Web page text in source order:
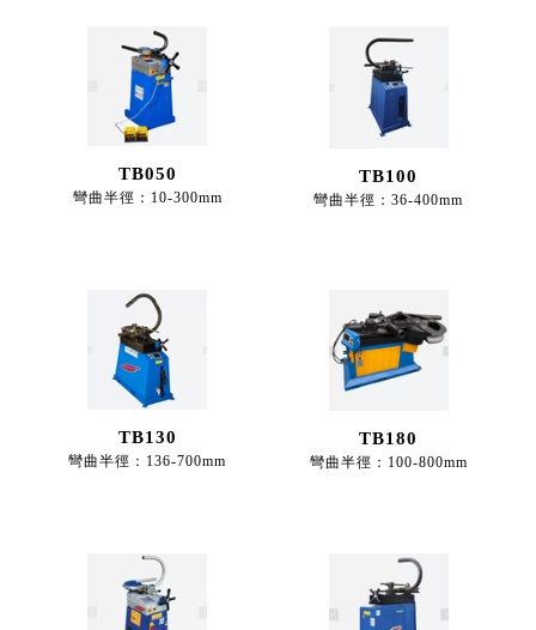
TB050
彎曲半徑：10-300mm
TB100
彎曲半徑：36-400mm
TB130
彎曲半徑：136-700mm
TB180
彎曲半徑：100-800mm